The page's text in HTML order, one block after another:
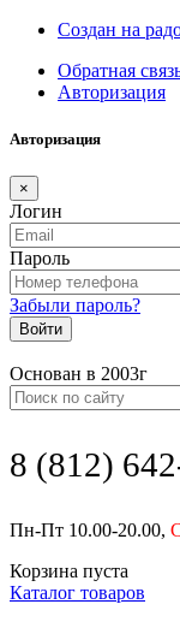
Создан на
Обратная
Авторизация
Авторизация
×
Логин
Пароль
Забыли пароль?
Войти
Основан в 2003г
8 (812)
Пн-Пт 10.00-20.00,
Корзина пуста
Каталог товаров